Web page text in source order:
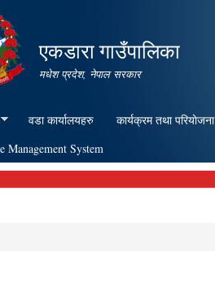
एकडारा गाउँपालिका
मधेश प्रदेश, नेपाल सरकार
वडा कार्यालयहरु कार्यक्रम तथा परियोजना
Management System